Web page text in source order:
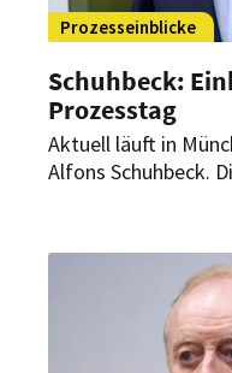
Prozesseinblicke
Schuhbeck:
Prozesstag
Aktuell läuft in
Alfons Schuhbeck.